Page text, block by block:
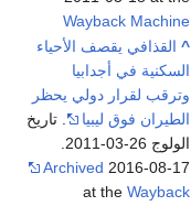
Wayback Machine
^ القذافي يقصف الأحياء
السكنية في أجدابيا
وترقب لقرار دولي يحظر
الطيران فوق ليبيا
. تاريخ
الولوج 26-03-2011.
Archived 2016-08-17
at theWayback